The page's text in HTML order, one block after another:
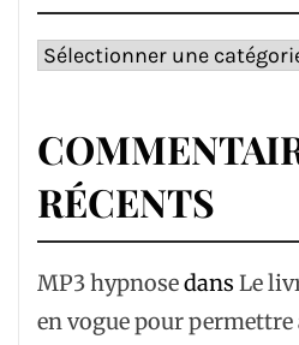
Catégories
RÉCENTS
MP3 hypnosedans Le
en vogue pour